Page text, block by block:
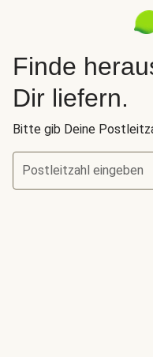
Finde
Dir liefern.
Bitte gib Deine
Postleitzahl eingeben